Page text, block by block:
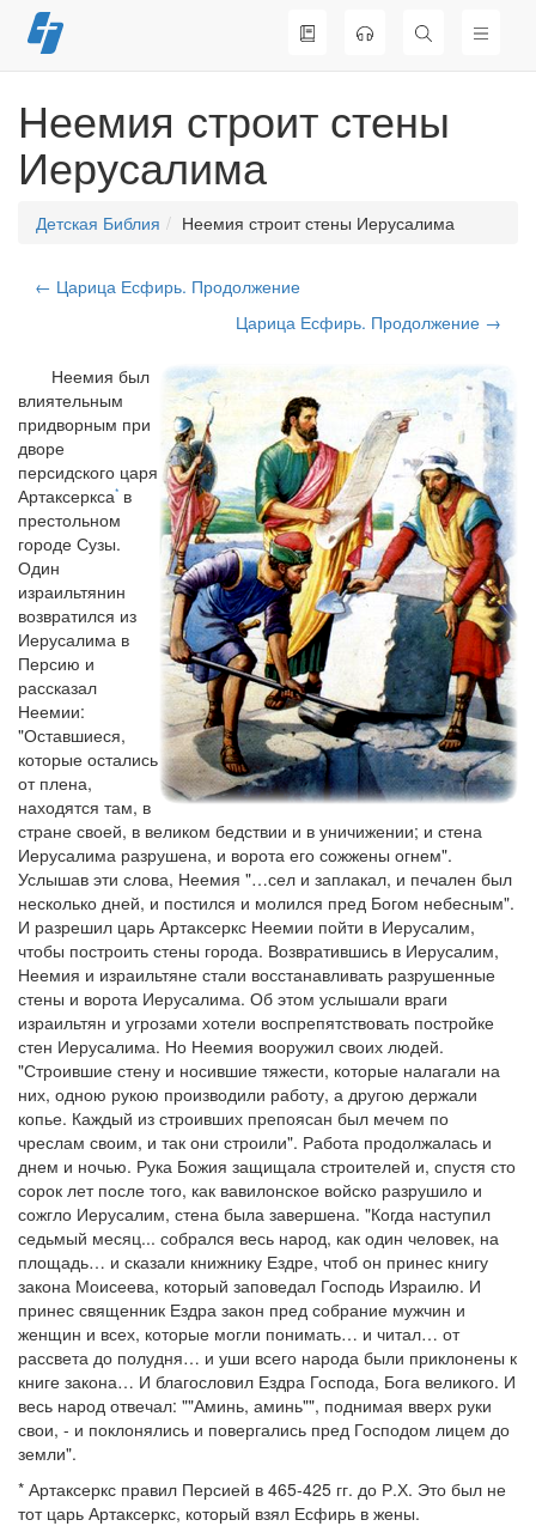
Перейти
к
Неемия строит стены
Иерусалима
Детская Библия Неемия строит стены Иерусалима
← Царица Есфирь. Продолжение
Царица Есфирь. Продолжение →
Неемия был
влиятельным
придворным при
дворе
персидского царя
Артаксеркса* в
престольном
городе Сузы.
Один
израильтянин
возвратился из
Иерусалима в
Персию и
рассказал
Неемии:
"Оставшиеся,
которые остались
от плена,
находятся там, в
стране своей, в великом бедствии и в уничижении; и стена
Иерусалима разрушена, и ворота его сожжены огнем".
Услышав эти слова, Неемия "…сел и заплакал, и печален был
несколько дней, и постился и молился пред Богом небесным".
И разрешил царь Артаксеркс Неемии пойти в Иерусалим,
чтобы построить стены города. Возвратившись в Иерусалим,
Неемия и израильтяне стали восстанавливать разрушенные
стены и ворота Иерусалима. Об этом услышали враги
израильтян и угрозами хотели воспрепятствовать постройке
стен Иерусалима. Но Неемия вооружил своих людей.
"Строившие стену и носившие тяжести, которые налагали на
них, одною рукою производили работу, а другою держали
копье. Каждый из строивших препоясан был мечем по
чреслам своим, и так они строили". Работа продолжалась и
днем и ночью. Рука Божия защищала строителей и, спустя сто
сорок лет после того, как вавилонское войско разрушило и
сожгло Иерусалим, стена была завершена. "Когда наступил
седьмый месяц... собрался весь народ, как один человек, на
площадь… и сказали книжнику Ездре, чтоб он принес книгу
закона Моисеева, который заповедал Господь Израилю. И
принес священник Ездра закон пред собрание мужчин и
женщин и всех, которые могли понимать… и читал… от
рассвета до полудня… и уши всего народа были приклонены к
книге закона… И благословил Ездра Господа, Бога великого. И
весь народ отвечал: ""Аминь, аминь"", поднимая вверх руки
свои, - и поклонялись и повергались пред Господом лицем до
земли".
* Артаксеркс правил Персией в 465-425 гг. до Р.Х. Это был не
тот царь Артаксеркс, который взял Есфирь в жены.